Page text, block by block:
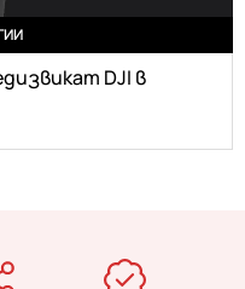
DJI в